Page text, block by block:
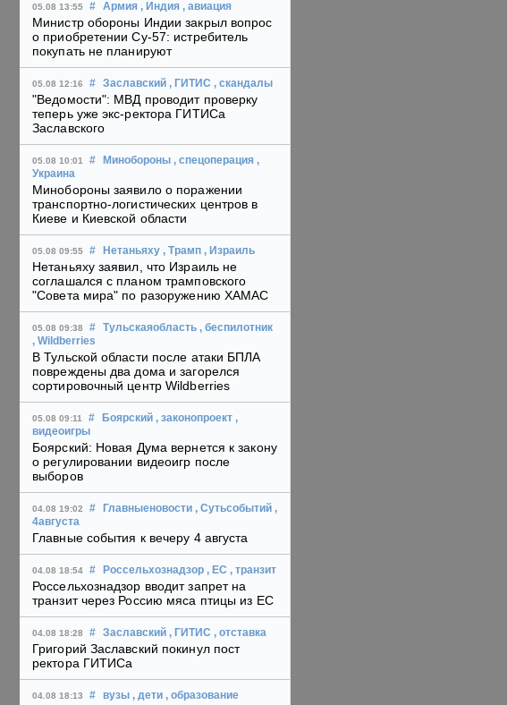
05.08 13:55 # Армия , Индия , авиация
Министр обороны Индии закрыл вопрос
о приобретении Су-57: истребитель
покупать не планируют
05.08 12:16 # Заславский , ГИТИС , скандалы
"Ведомости": МВД проводит проверку
теперь уже экс-ректора ГИТИСа
Заславского
05.08 10:01 # Минобороны , спецоперация ,
Украина
Минобороны заявило о поражении
транспортно-логистических центров в
Киеве и Киевской области
05.08 09:55 # Нетаньяху , Трамп , Израиль
Нетаньяху заявил, что Израиль не
соглашался с планом трамповского
"Совета мира" по разоружению ХАМАС
05.08 09:38 # Тульскаяобласть , беспилотник
, Wildberries
В Тульской области после атаки БПЛА
повреждены два дома и загорелся
сортировочный центр Wildberries
05.08 09:11 # Боярский , законопроект ,
видеоигры
Боярский: Новая Дума вернется к закону
о регулировании видеоигр после
выборов
04.08 19:02 # Главныеновости , Сутьсобытий ,
4августа
Главные события к вечеру 4 августа
04.08 18:54 # Россельхознадзор , ЕС , транзит
Россельхознадзор вводит запрет на
транзит через Россию мяса птицы из ЕС
04.08 18:28 # Заславский , ГИТИС , отставка
Григорий Заславский покинул пост
ректора ГИТИСа
04.08 18:13 # вузы , дети , образование